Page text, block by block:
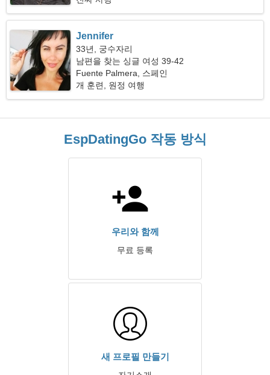
Jennifer
33년, 궁수자리
남편을 찾는 싱글 여성 39-42
Fuente Palmera, 스페인
개 훈련, 원정 여행
EspDatingGo 작동 방식
우리와 함께
무료 등록
새 프로필 만들기